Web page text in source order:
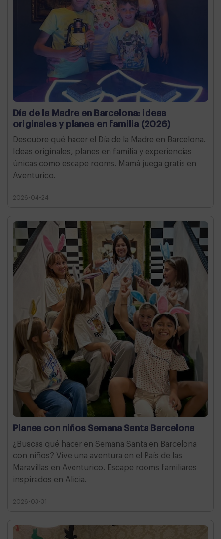
Día de la Madre en Barcelona: ideas
originales y planes en familia (2026)
Descubre qué hacer el Día de la Madre en Barcelona.
Ideas originales, planes en familia y experiencias
únicas como escape rooms. Mamá juega gratis en
Aventurico.
2026-04-24
Planes con niños Semana Santa Barcelona
¿Buscas qué hacer en Semana Santa en Barcelona
con niños? Vive una aventura en el País de las
Maravillas en Aventurico. Escape rooms familiares
inspirados en Alicia.
2026-03-31